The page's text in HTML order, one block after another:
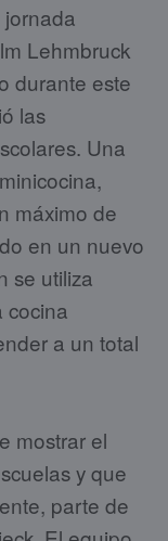
Lehmbruck
durante este
las
Una
máximo de
en un nuevo
se utiliza
cocina
a un total
mostrar el
y que
parte de